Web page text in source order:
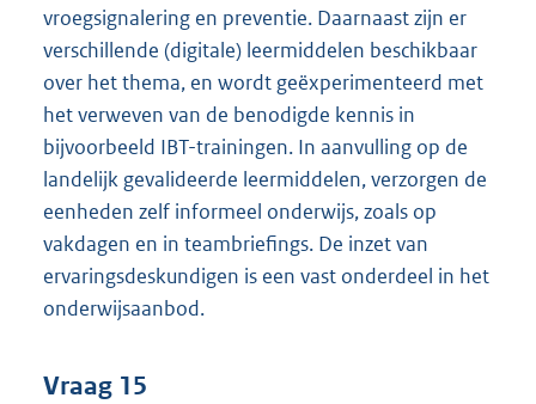
vroegsignalering en preventie. Daarnaast zijn er
verschillende (digitale) leermiddelen beschikbaar
over het thema, en wordt geëxperimenteerd met
het verweven van de benodigde kennis in
bijvoorbeeld IBT-trainingen. In aanvulling op de
landelijk gevalideerde leermiddelen, verzorgen de
eenheden zelf informeel onderwijs, zoals op
vakdagen en in teambriefings. De inzet van
ervaringsdeskundigen is een vast onderdeel in het
onderwijsaanbod.
Vraag 15